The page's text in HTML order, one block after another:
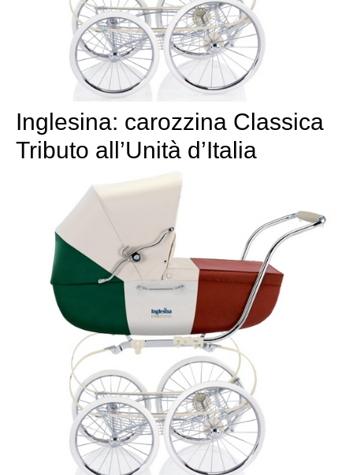
Inglesina: carozzina Classica
Tributo all’Unità d’Italia